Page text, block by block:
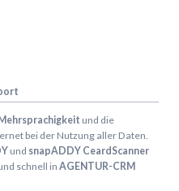
Mehrsprachigkeit und die
bei der Nutzung aller Daten.
und snapADDY CeardScanner
schnell in AGENTUR-CRM